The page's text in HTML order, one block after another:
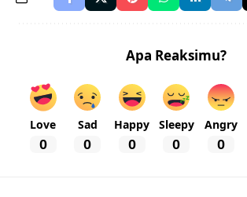
Apa Reaksimu?
Love
0
Sad
0
Happy
0
Sleepy
0
Angry
0